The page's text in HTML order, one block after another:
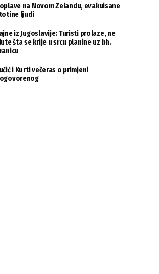
na Novom Zelandu, evakuisane
ljudi
iz Jugoslavije: Turisti prolaze, ne
šta se krije u srcu planine uz bh.
i Kurti večeras o primjeni